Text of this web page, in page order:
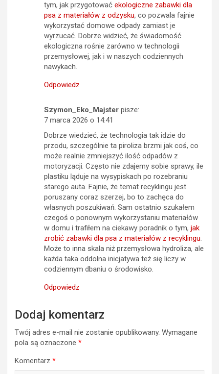
tym, jak przygotować ekologiczne zabawki dla
psa z materiałów z odzysku, co pozwala fajnie
wykorzystać domowe odpady zamiast je
wyrzucać. Dobrze widzieć, że świadomość
ekologiczna rośnie zarówno w technologii
przemysłowej, jak i w naszych codziennych
nawykach.
Odpowiedz
Szymon_Eko_Majster pisze:
7 marca 2026 o 14:41
Dobrze wiedzieć, że technologia tak idzie do
przodu, szczególnie ta piroliza brzmi jak coś, co
może realnie zmniejszyć ilość odpadów z
motoryzacji. Często nie zdajemy sobie sprawy, ile
plastiku ląduje na wysypiskach po rozebraniu
starego auta. Fajnie, że temat recyklingu jest
poruszany coraz szerzej, bo to zachęca do
własnych poszukiwań. Sam ostatnio szukałem
czegoś o ponownym wykorzystaniu materiałów
w domu i trafiłem na ciekawy poradnik o tym, jak
zrobić zabawki dla psa z materiałów z recyklingu.
Może to inna skala niż przemysłowa hydroliza, ale
każda taka oddolna inicjatywa też się liczy w
codziennym dbaniu o środowisko.
Odpowiedz
Dodaj komentarz
Twój adres e-mail nie zostanie opublikowany. Wymagane
pola są oznaczone *
Komentarz *